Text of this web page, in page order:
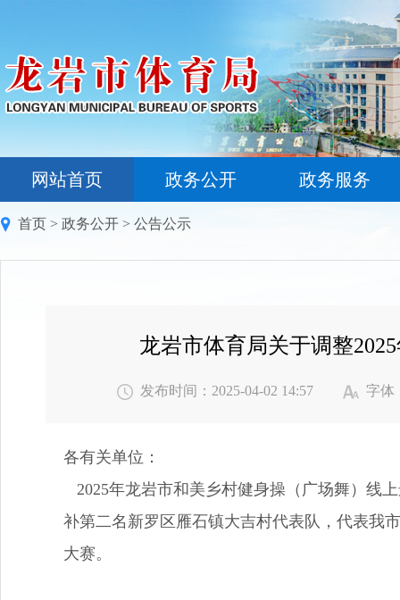
网站首页 政务公开 政务服务
首页 > 政务公开 > 公告公示
龙岩市体育局关于调整
发布时间：2025-04-02 14:57 字体
各有关单位：
2025年龙岩市和美乡村健身操（广场舞）线
补第二名新罗区雁石镇大吉村代表队，代表我
大赛。